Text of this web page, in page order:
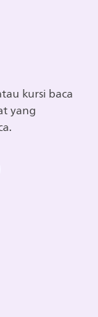
kursi baca
yang